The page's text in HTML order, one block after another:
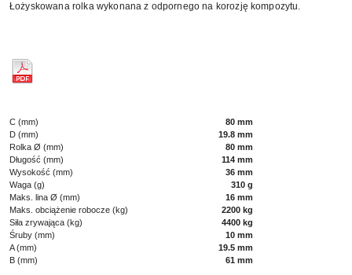
Łożyskowana rolka wykonana z odpornego na korozję kompozytu.
C (mm)
80 mm
D (mm)
19.8 mm
Rolka Ø (mm)
80 mm
Długość (mm)
114 mm
Wysokość (mm)
36 mm
Waga (g)
310 g
Maks. lina Ø (mm)
16 mm
Maks. obciążenie robocze (kg)
2200 kg
Siła zrywająca (kg)
4400 kg
Śruby (mm)
10 mm
A (mm)
19.5 mm
B (mm)
61 mm